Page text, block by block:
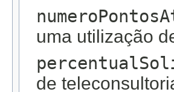
uma utilização
de